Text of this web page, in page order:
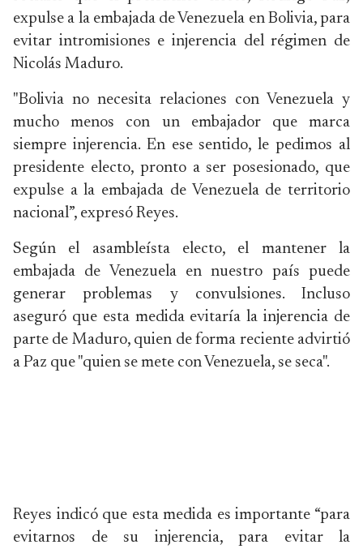
expulse a la embajada de Venezuela en Bolivia, para
evitar intromisiones e injerencia del régimen de
Nicolás Maduro.
"Bolivia no necesita relaciones con Venezuela y
mucho menos con un embajador que marca
siempre injerencia. En ese sentido, le pedimos al
presidente electo, pronto a ser posesionado, que
expulse a la embajada de Venezuela de territorio
nacional”, expresó Reyes.
Según el asambleísta electo, el mantener la
embajada de Venezuela en nuestro país puede
generar problemas y convulsiones. Incluso
aseguró que esta medida evitaría la injerencia de
parte de Maduro, quien de forma reciente advirtió
a Paz que "quien se mete con Venezuela, se seca".
Reyes indicó que esta medida es importante “para
evitarnos de su injerencia, para evitar la